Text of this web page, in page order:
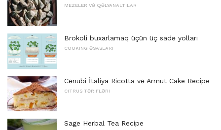
MEZELER VƏ QƏLYANALTILAR
Brokoli buxarlamaq üçün üç sadə yolları
COOKING ƏSASLARI
Cənubi İtaliya Ricotta və Armut Cake Recipe
CITRUS TƏRIFLƏRI
Sage Herbal Tea Recipe